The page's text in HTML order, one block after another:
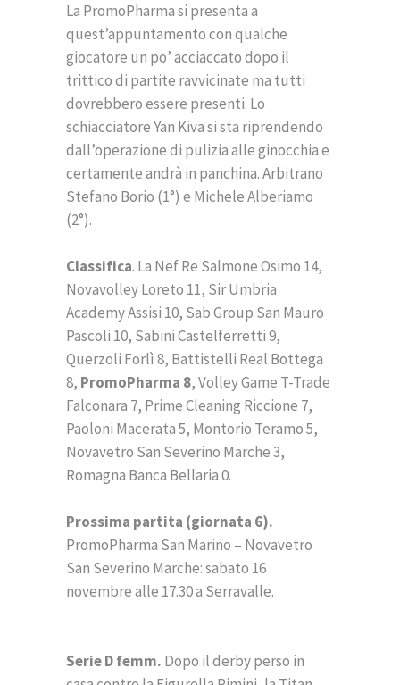
La PromoPharma si presenta a
quest’appuntamento con qualche
giocatore un po’ acciaccato dopo il
trittico di partite ravvicinate ma tutti
dovrebbero essere presenti. Lo
schiacciatore Yan Kiva si sta riprendendo
dall’operazione di pulizia alle ginocchia e
certamente andrà in panchina. Arbitrano
Stefano Borio (1°) e Michele Alberiamo
(2°).
Classifica. La Nef Re Salmone Osimo 14,
Novavolley Loreto 11, Sir Umbria
Academy Assisi 10, Sab Group San Mauro
Pascoli 10, Sabini Castelferretti 9,
Querzoli Forlì 8, Battistelli Real Bottega
8, PromoPharma 8, Volley Game T-Trade
Falconara 7, Prime Cleaning Riccione 7,
Paoloni Macerata 5, Montorio Teramo 5,
Novavetro San Severino Marche 3,
Romagna Banca Bellaria 0.
Prossima partita (giornata 6).
PromoPharma San Marino – Novavetro
San Severino Marche: sabato 16
novembre alle 17.30 a Serravalle.
Serie D femm. Dopo il derby perso in